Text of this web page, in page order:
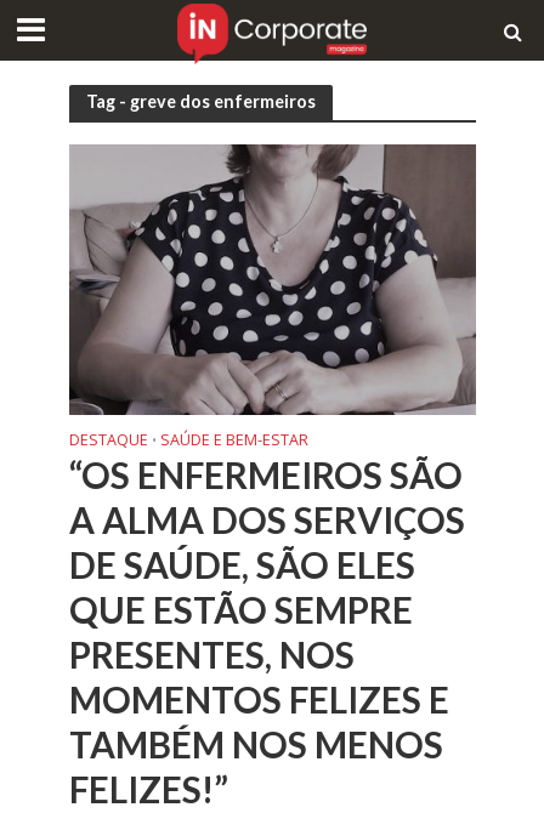
Tag - greve dos enfermeiros
DESTAQUE • SAÚDE E BEM-ESTAR
“OS ENFERMEIROS SÃO
A ALMA DOS SERVIÇOS
DE SAÚDE, SÃO ELES
QUE ESTÃO SEMPRE
PRESENTES, NOS
MOMENTOS FELIZES E
TAMBÉM NOS MENOS
FELIZES!”